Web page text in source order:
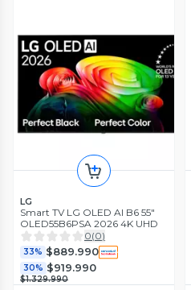
LG
Smart TV LG OLED AI B6 55"
OLED55B6PSA 2026 4K UHD
0(0)
33% $889.990
30% $919.990
$1.329.990